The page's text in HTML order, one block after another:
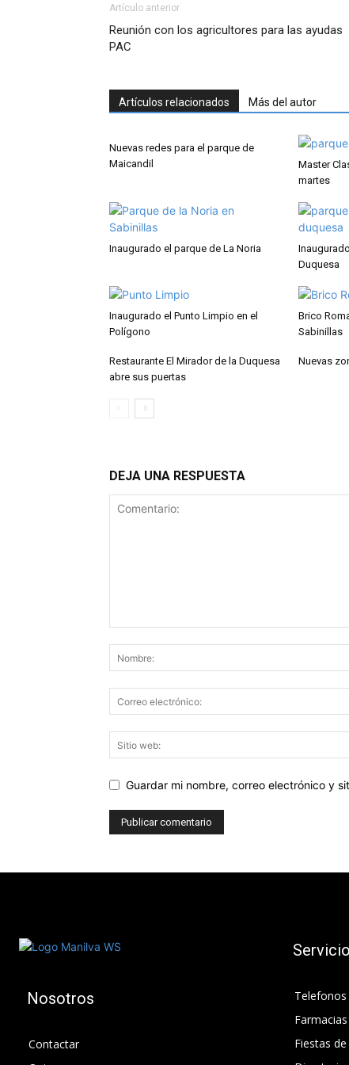
Artículo anterior
Reunión con los agricultores para las ayudas
PAC
Artículos relacionados Más del autor
Nuevas redes para el parque de
Maicandil
Master
martes
Inaugurado el parque de La Noria
Duquesa
Inaugurado el Punto Limpio en el
Polígono
Brico
Sabinillas
Restaurante El Mirador de la Duquesa
abre sus puertas
Nuevas
DEJA UNA RESPUESTA
Guardar mi nombre, correo electrónico y
Nosotros
Contactar
Fiestas